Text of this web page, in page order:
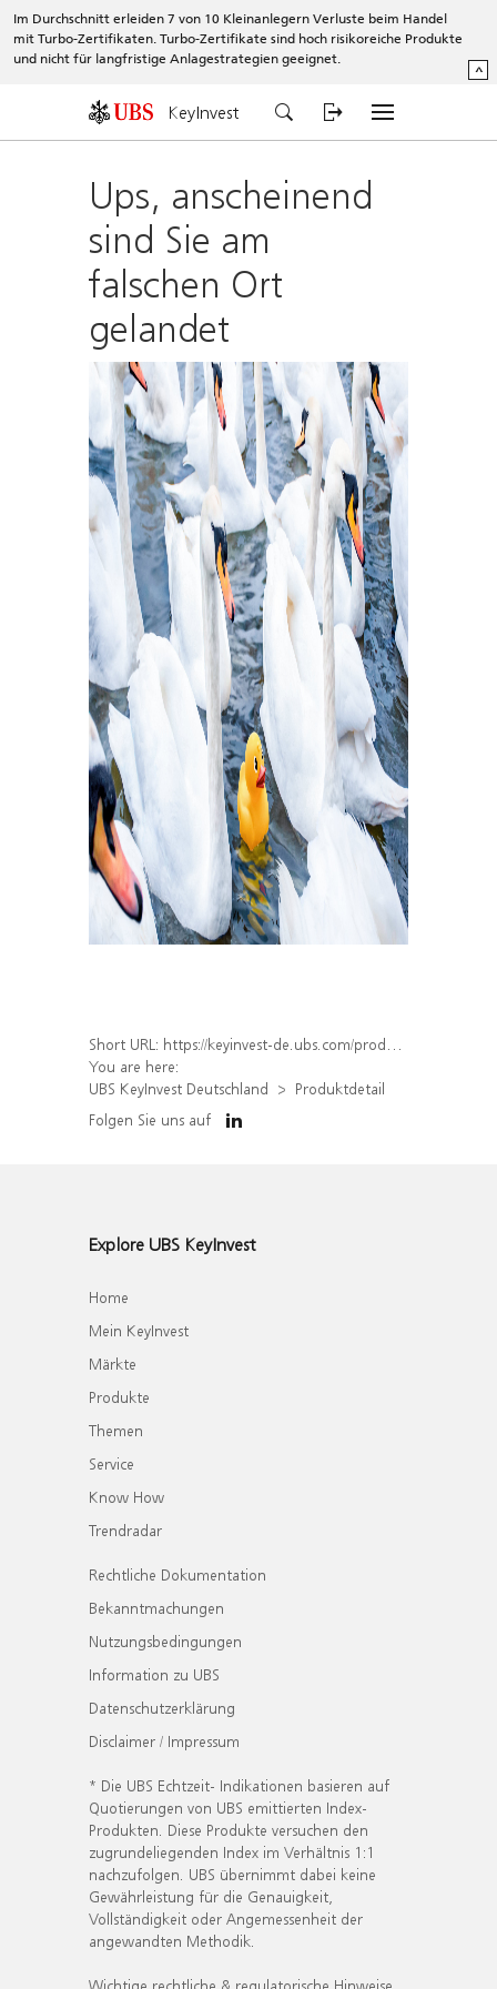
Im Durchschnitt erleiden 7 von 10 Kleinanlegern Verluste beim Handel
mit Turbo-Zertifikaten. Turbo-Zertifikate sind hoch risikoreiche Produkte
und nicht für langfristige Anlagestrategien geeignet.
^
KeyInvest
Ups, anscheinend
sind Sie am
falschen Ort
gelandet
Short URL: https://keyinvest-de.ubs.com/produkt/detail/index/isin/DE000UH0MJX4
You are here:
UBS KeyInvest Deutschland
Produktdetail
Folgen Sie uns auf
Explore UBS KeyInvest
Home
Mein KeyInvest
Märkte
Produkte
Themen
Service
Know How
Trendradar
Rechtliche Dokumentation
Bekanntmachungen
Nutzungsbedingungen
Information zu UBS
Datenschutzerklärung
Disclaimer / Impressum
* Die UBS Echtzeit- Indikationen basieren auf
Quotierungen von UBS emittierten Index-
Produkten. Diese Produkte versuchen den
zugrundeliegenden Index im Verhältnis 1:1
nachzufolgen. UBS übernimmt dabei keine
Gewährleistung für die Genauigkeit,
Vollständigkeit oder Angemessenheit der
angewandten Methodik.